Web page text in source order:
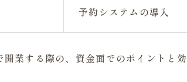
予約システムの導入
業する際の、資金面でのポイントと